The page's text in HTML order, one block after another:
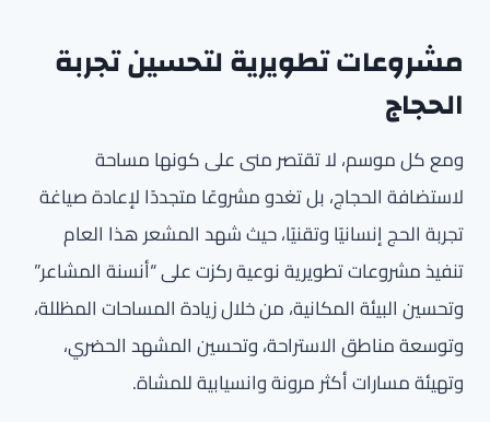
مشروعات تطويرية لتحسين تجربة
الحجاج
ومع كل موسم، لا تقتصر منى على كونها مساحة
لاستضافة الحجاج، بل تغدو مشروعًا متجددًا لإعادة صياغة
تجربة الحج إنسانيًا وتقنيًا، حيث شهد المشعر هذا العام
تنفيذ مشروعات تطويرية نوعية ركزت على “أنسنة المشاعر”
وتحسين البيئة المكانية، من خلال زيادة المساحات المظللة،
وتوسعة مناطق الاستراحة، وتحسين المشهد الحضري،
وتهيئة مسارات أكثر مرونة وانسيابية للمشاة.